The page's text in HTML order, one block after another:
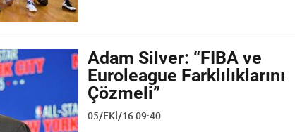
Adam Silver: “FIBA ve
Euroleague Farklılıklarını
Çözmeli”
05/EKI/16 09:40